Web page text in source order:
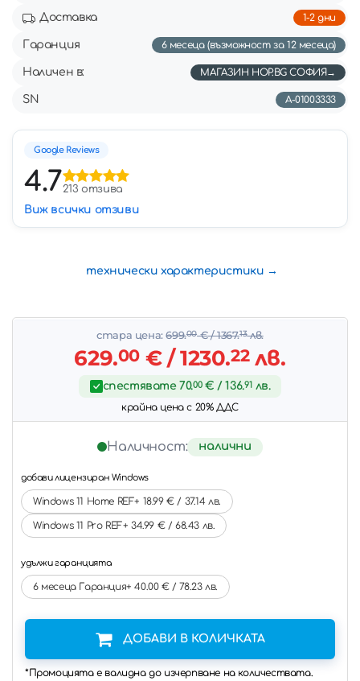
Доставка 1-2 дни
Гаранция 6 месеца (възможност за 12 месеца)
Наличен в: МАГАЗИН HOP.BG СОФИЯ
SN A-01003333
Google Reviews
4.7213 отзива
Виж всички отзиви
технически характеристики
стара цена:699.00€/ 1367.13лв.
629.00€/ 1230.22лв.
спестявате70.00€ / 136.91лв.
крайна цена с 20% ДДС
Наличност: налични
добави лицензиран Windows
Windows 11 Home REF+ 18.99 € / 37.14 лв.
Windows 11 Pro REF+ 34.99 € / 68.43 лв.
удължи гаранцията
6 месеца Гаранция+ 40.00 € / 78.23 лв.
ДОБАВИ В КОЛИЧКАТА
*Промоцията е валидна до изчерпване на количествата.